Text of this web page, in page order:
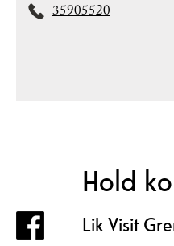
35905520
Hold
Lik Visit